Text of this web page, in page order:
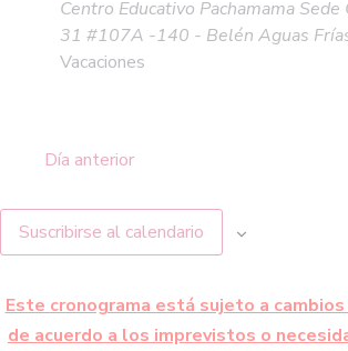
Centro Educativo PachamamaSede
31 #107A -140 - Belén Aguas
Vacaciones
Día anterior
Suscribirse al calendario
Este cronograma está sujeto a
de acuerdo a los imprevistos o